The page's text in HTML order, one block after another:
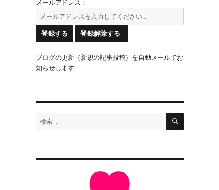
メールアドレス：
ブログの更新（新規の記事投稿）を自動メールでお
知らせします
検
索:
検